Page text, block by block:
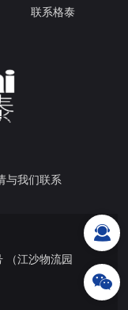
联系格泰
与我们联系
（江沙物流园